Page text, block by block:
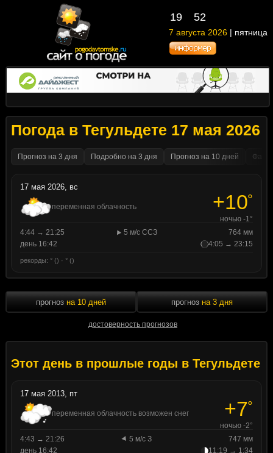
19 52
7 августа 2026 | пятница
Погода в Тегульдете 17 мая 2026
Прогноз на 3 дня Подробно на 3 дня Прогноз на 10 дней
17 мая 2026, вс
переменная облачность +10°
ночью -1°
4:44 → 21:25
5 м/с ССЗ
764 мм
день 16:42
4:05 → 23:15
рекорды: ° () · ° ()
прогноз на 10 дней
достоверность прогнозов
прогноз на 3 дня
Этот день в прошлые годы в Тегульдете
17 мая 2013, пт
переменная облачность возможен снег +7°
ночью -2°
4:43 → 21:26
5 м/с З
747 мм
день 16:42
11:19 → 1:34